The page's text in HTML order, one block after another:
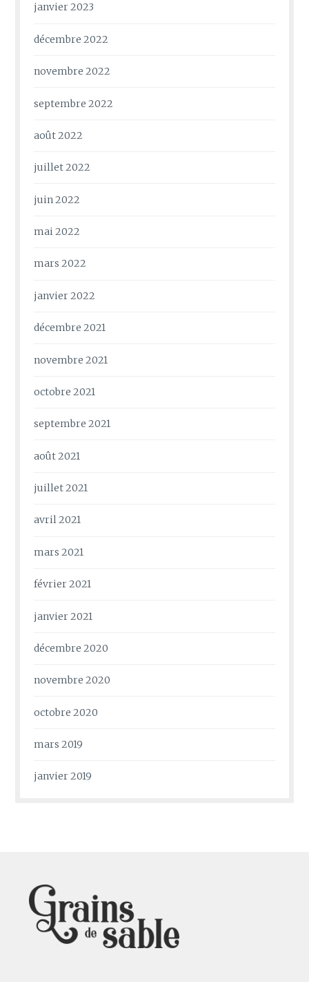
janvier 2023
décembre 2022
novembre 2022
septembre 2022
août 2022
juillet 2022
juin 2022
mai 2022
mars 2022
janvier 2022
décembre 2021
novembre 2021
octobre 2021
septembre 2021
août 2021
juillet 2021
avril 2021
mars 2021
février 2021
janvier 2021
décembre 2020
novembre 2020
octobre 2020
mars 2019
janvier 2019